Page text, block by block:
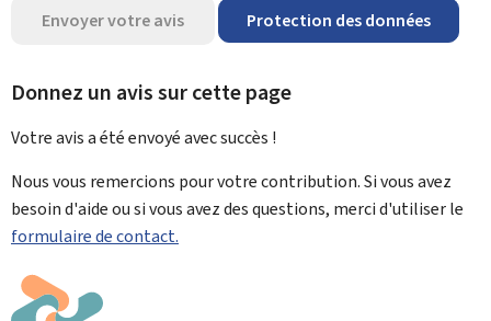
Envoyer votre avis Protection des données
Donnez un avis sur cette page
Votre avis a été envoyé avecsuccès !
Nous vous remercions pour votre contribution. Si vous avez
besoin d'aide ou si vous avez des questions, merci d'utiliser le
formulaire de contact.